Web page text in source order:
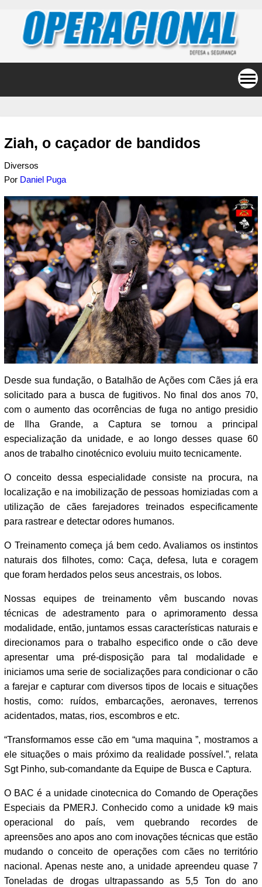
Ziah, o caçador de bandidos
Diversos
Por Daniel Puga
Desde sua fundação, o Batalhão de Ações com Cães já era
solicitado para a busca de fugitivos. No final dos anos 70,
com o aumento das ocorrências de fuga no antigo presidio
de Ilha Grande, a Captura se tornou a principal
especialização da unidade, e ao longo desses quase 60
anos de trabalho cinotécnico evoluiu muito tecnicamente.
O conceito dessa especialidade consiste na procura, na
localização e na imobilização de pessoas homiziadas com a
utilização de cães farejadores treinados especificamente
para rastrear e detectar odores humanos.
O Treinamento começa já bem cedo. Avaliamos os instintos
naturais dos filhotes, como: Caça, defesa, luta e coragem
que foram herdados pelos seus ancestrais, os lobos.
Nossas equipes de treinamento vêm buscando novas
técnicas de adestramento para o aprimoramento dessa
modalidade, então, juntamos essas características naturais e
direcionamos para o trabalho especifico onde o cão deve
apresentar uma pré-disposição para tal modalidade e
iniciamos uma serie de socializações para condicionar o cão
a farejar e capturar com diversos tipos de locais e situações
hostis, como: ruídos, embarcações, aeronaves, terrenos
acidentados, matas, rios, escombros e etc.
“Transformamos esse cão em “uma maquina ”, mostramos a
ele situações o mais próximo da realidade possível.”, relata
Sgt Pinho, sub-comandante da Equipe de Busca e Captura.
O BAC é a unidade cinotecnica do Comando de Operações
Especiais da PMERJ. Conhecido como a unidade k9 mais
operacional do país, vem quebrando recordes de
apreensões ano apos ano com inovações técnicas que estão
mudando o conceito de operações com cães no território
nacional. Apenas neste ano, a unidade apreendeu quase 7
Toneladas de drogas ultrapassando as 5,5 Ton do ano